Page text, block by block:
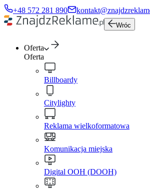
+48 572 281 890
Wróc
Oferta
Oferta
Billboardy
Citylighty
Reklama wielkoformatowa
Komunikacja miejska
Digital OOH (DOOH)